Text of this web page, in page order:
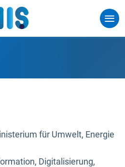
für Umwelt, Energie
Digitalisierung,